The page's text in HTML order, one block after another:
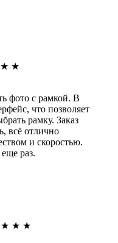
★ ★
фото с рамкой. В
что позволяет
рамку. Заказ
всё отлично
и скоростью.
раз.
★ ★ ★